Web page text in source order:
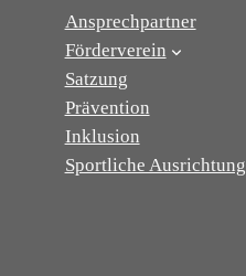
Ansprechpartner
Förderverein
Satzung
Prävention
Inklusion
Sportliche Ausrichtung